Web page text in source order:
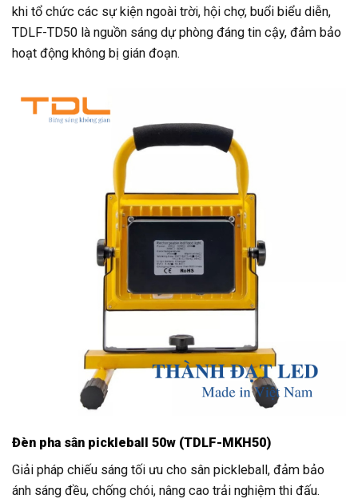
khi tổ chức các sự kiện ngoài trời, hội chợ, buổi biểu diễn,
TDLF-TD50 là nguồn sáng dự phòng đáng tin cậy, đảm bảo
hoạt động không bị gián đoạn.
Đèn pha sân pickleball 50w (TDLF-MKH50)
Giải pháp chiếu sáng tối ưu cho sân pickleball, đảm bảo
ánh sáng đều, chống chói, nâng cao trải nghiệm thi đấu.